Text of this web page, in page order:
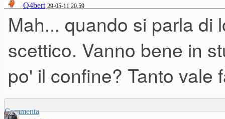
Q4bert 29-05-11 20.59
Mah... quando si parla di
scettico. Vanno bene in
po' il confine? Tanto vale
Commenta